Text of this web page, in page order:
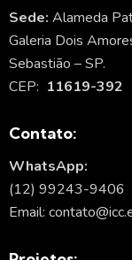
Sede: Alameda
Galeria Dois
Sebastião – SP.
CEP: 11619-392
Contato:
WhatsApp:
(12) 99243-9406
Email: